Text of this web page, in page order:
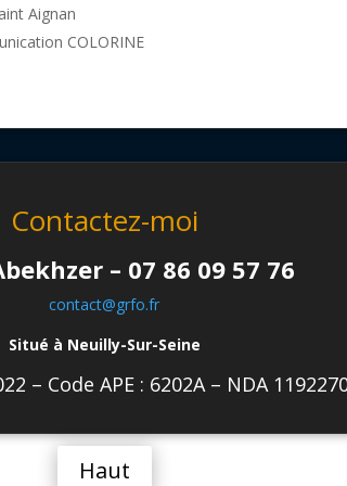
Aignan
COLORINE
Contactez-moi
– 07 86 09 57 76
contact@grfo.fr
Situé à Neuilly-Sur-Seine
– Code APE : 6202A – NDA
Haut